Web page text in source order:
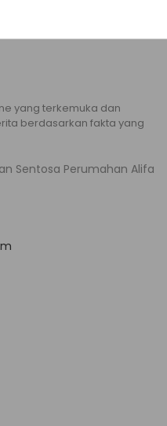
yang terkemuka dan
berdasarkan fakta yang
Sentosa Perumahan Alifa